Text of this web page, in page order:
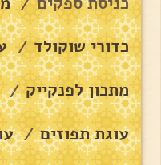
כדורי שוקולד /
מתכון לפנקייק /
עוגת תפוזים /